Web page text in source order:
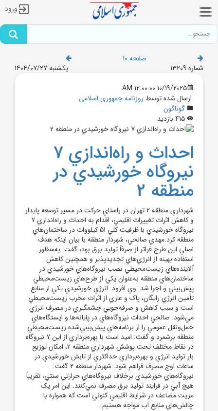
ورود
صفحه 10
شماره 13209
یکشنبه 1404/07/27
10/19/2025 12:00:00 AM
ارسال شده توسط روزنامه جمهوری اسلامی
گوناگون
احداث و راه‌اندازي 7
نيروگاه خورشيدي در
منطقه 2
شهرداري منطقه 2 تهران در راستاي حرکت در مسير توسعه پايدار
و کاهش اثرات تغييرات اقليمي، اقدام به احداث و راه‌اندازي 7
نيروگاه خورشيدي با ظرفيت کلي 51 کيلووات در ساختمان‌هاي
منطقه کرد.مهدي صالحي، شهردار منطقه با بيان اينکه هدف
اصلي اين طرح فراتر از صرفاً توليد برق بود، گفت: به‌منظور
استفاده بهينه از انرژي‌هاي تجديدپذير و همچنين کاهش
آلاينده‌هاي زيست‌محيطي نصب نيروگاه‌هاي خورشيدي در
ساختمان‌هاي منطقه به‌عنوان يکي از طرح‌هاي زيست‌محيطي
پيش‌بيني و اجرا شد. وي افزود: انرژي خورشيدي يکي از منابع
تأمين انرژي رايگان، پاک و عاري از اثرات مخرب زيست‌محيطي
است و سبب کاهش و صرفه‌جويي چشمگيري در مصرف انرژي
مي‌شود. صالحي احداث نيروگاه‌هاي در پايانه‌ها و ايستگاه‌هاي
حمل‌ونقل عمومي را از برنامه‌هاي پيش‌بيني‌شده زيست‌محيطي
منطقه برشمرد و گفت: اميد است با بهره‌برداري از اين 7 نيروگاه
در نقاط مختلف تحت پوشش شهرداري منطقه 2، امکان توزيع
بار توليد انرژي و بهره‌برداري حداکثري از تابش خورشيدي در
ساعات اوج مصرف فراهم شود. شهردار منطقه 2 گفت:
نيروگاه‌هاي خورشيدي برخلاف نيروگاه‌هاي حرارتي سنتي، تقريباً
هيچ آبي در فرايند توليد برق مصرف نمي‌کنند. اين امر يک
مزيت مضاعف در شرايط اقليمي کنوني است که همواره با
چالش‌هاي منابع آب مواجه هستيم.